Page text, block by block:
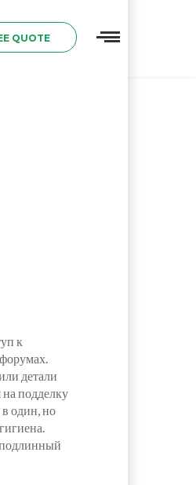
QUOTE
к
детали
на подделку
один, но
подлинный